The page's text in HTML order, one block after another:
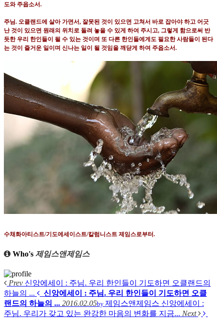
도와 주옵소서.
주님. 오클랜드에 살아 가면서, 잘못된 것이 있으면 고쳐서 바로 잡아야 하고 어긋
난 것이 있으면 원래의 위치로 돌려 놓을 수 있게 하여 주시고, 그렇게 함으로써 반
듯한 우리 한인들이 될 수 있는 것이며 또 다른 한인들에게도 필요한 사람들이 된다
는 것이 즐거운 일이며 신나는 일이 될 것임을 깨닫게 하여 주옵소서.
수채화아티스트/기도에세이스트/칼럼니스트 제임스로부터.
Who's 제임스앤제임스
Prev 신앙에세이 : 주님. 우리 한인들이 기도하면 오클랜드의
하늘의 ...
신앙에세이 : 주님. 우리 한인들이 기도하면 오클
랜드의 하늘의 ... 2016.02.05by 제임스앤제임스 신앙에세이 :
주님. 우리가 갖고 있는 완강한 마음의 변화를 지금... Next